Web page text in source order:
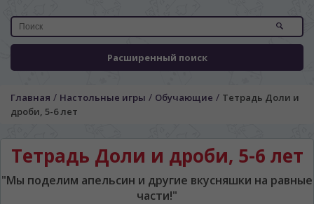
Расширенный поиск
Главная / Настольные игры / Обучающие / Тетрадь Доли и
дроби, 5-6 лет
Тетрадь Доли и дроби, 5-6 лет
"Мы поделим апельсин и другие вкусняшки на равные
части!"